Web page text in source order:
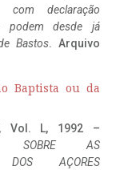
declaração
podem desde já
Bastos. Arquivo
Baptista ou da
Vol. L, 1992 –
SOBRE AS
DOS AÇORES